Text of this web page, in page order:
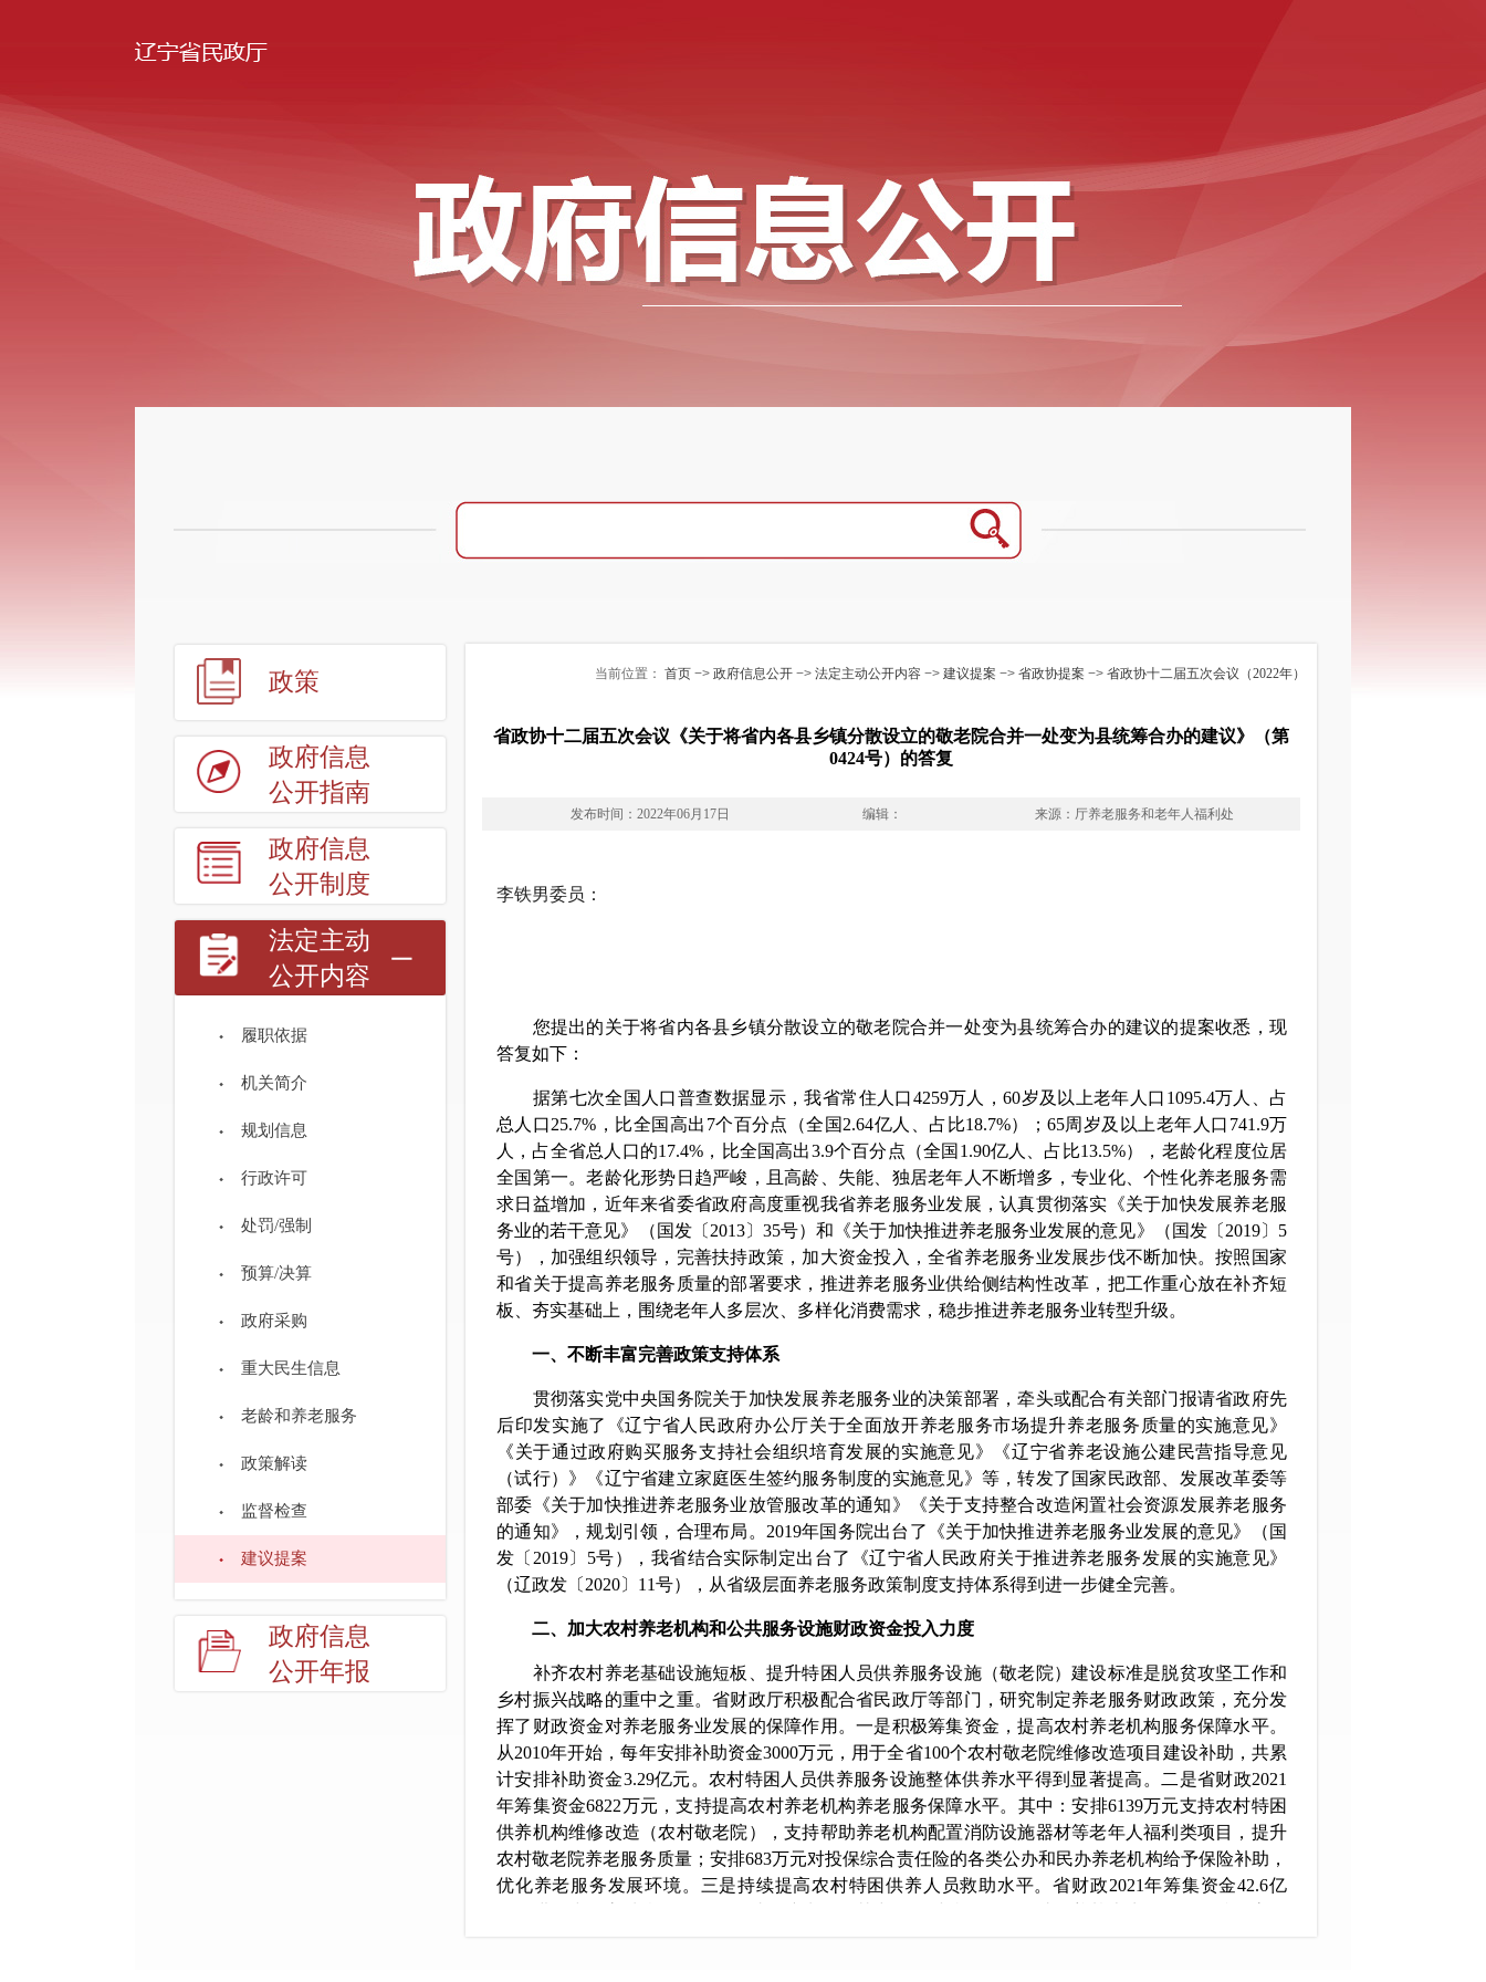
政策
政府信息
公开指南
政府信息
公开制度
法定主动
公开内容
履职依据
机关简介
规划信息
行政许可
处罚/强制
预算/决算
政府采购
重大民生信息
老龄和养老服务
政策解读
监督检查
建议提案
政府信息
公开年报
当前位置： 首页 −> 政府信息公开 −> 法定主动公开内容 −> 建议提案 −> 省政协提案 −> 省政协十二届五次会议（2022年）
省政协十二届五次会议《关于将省内各县乡镇分散设立的敬老院合并一处变为县统筹合办的建议》（第
0424号）的答复
发布时间：2022年06月17日 编辑： 来源：厅养老服务和老年人福利处
李铁男委员：
您提出的关于将省内各县乡镇分散设立的敬老院合并一处变为县统筹合办的建议的提案收悉，现
答复如下：
据第七次全国人口普查数据显示，我省常住人口4259万人，60岁及以上老年人口1095.4万人、占
总人口25.7%，比全国高出7个百分点（全国2.64亿人、占比18.7%）；65周岁及以上老年人口741.9万
人，占全省总人口的17.4%，比全国高出3.9个百分点（全国1.90亿人、占比13.5%），老龄化程度位居
全国第一。老龄化形势日趋严峻，且高龄、失能、独居老年人不断增多，专业化、个性化养老服务需
求日益增加，近年来省委省政府高度重视我省养老服务业发展，认真贯彻落实《关于加快发展养老服
务业的若干意见》（国发〔2013〕35号）和《关于加快推进养老服务业发展的意见》（国发〔2019〕5
号），加强组织领导，完善扶持政策，加大资金投入，全省养老服务业发展步伐不断加快。按照国家
和省关于提高养老服务质量的部署要求，推进养老服务业供给侧结构性改革，把工作重心放在补齐短
板、夯实基础上，围绕老年人多层次、多样化消费需求，稳步推进养老服务业转型升级。
一、不断丰富完善政策支持体系
贯彻落实党中央国务院关于加快发展养老服务业的决策部署，牵头或配合有关部门报请省政府先
后印发实施了《辽宁省人民政府办公厅关于全面放开养老服务市场提升养老服务质量的实施意见》
《关于通过政府购买服务支持社会组织培育发展的实施意见》《辽宁省养老设施公建民营指导意见
（试行）》《辽宁省建立家庭医生签约服务制度的实施意见》等，转发了国家民政部、发展改革委等
部委《关于加快推进养老服务业放管服改革的通知》《关于支持整合改造闲置社会资源发展养老服务
的通知》，规划引领，合理布局。2019年国务院出台了《关于加快推进养老服务业发展的意见》（国
发〔2019〕5号），我省结合实际制定出台了《辽宁省人民政府关于推进养老服务发展的实施意见》
（辽政发〔2020〕11号），从省级层面养老服务政策制度支持体系得到进一步健全完善。
二、加大农村养老机构和公共服务设施财政资金投入力度
补齐农村养老基础设施短板、提升特困人员供养服务设施（敬老院）建设标准是脱贫攻坚工作和
乡村振兴战略的重中之重。省财政厅积极配合省民政厅等部门，研究制定养老服务财政政策，充分发
挥了财政资金对养老服务业发展的保障作用。一是积极筹集资金，提高农村养老机构服务保障水平。
从2010年开始，每年安排补助资金3000万元，用于全省100个农村敬老院维修改造项目建设补助，共累
计安排补助资金3.29亿元。农村特困人员供养服务设施整体供养水平得到显著提高。二是省财政2021
年筹集资金6822万元，支持提高农村养老机构养老服务保障水平。其中：安排6139万元支持农村特困
供养机构维修改造（农村敬老院），支持帮助养老机构配置消防设施器材等老年人福利类项目，提升
农村敬老院养老服务质量；安排683万元对投保综合责任险的各类公办和民办养老机构给予保险补助，
优化养老服务发展环境。三是持续提高农村特困供养人员救助水平。省财政2021年筹集资金42.6亿